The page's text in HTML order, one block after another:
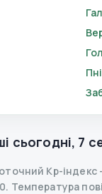
сьогодні, 7
Kp-індекс
0. Температура